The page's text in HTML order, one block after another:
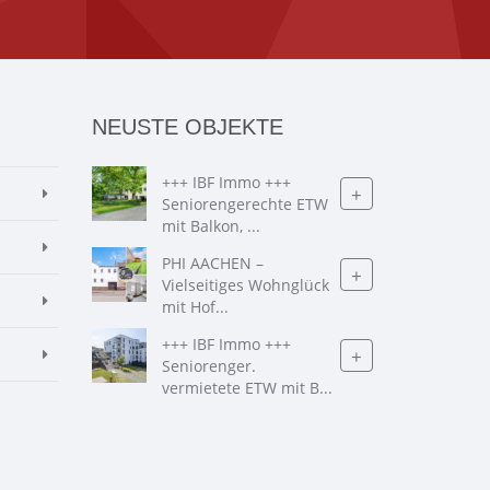
NEUSTE OBJEKTE
+++ IBF Immo +++
Seniorengerechte ETW
mit Balkon, ...
+
PHI AACHEN –
Vielseitiges Wohnglück
mit Hof...
+
+++ IBF Immo +++
Seniorenger.
vermietete ETW mit B...
+